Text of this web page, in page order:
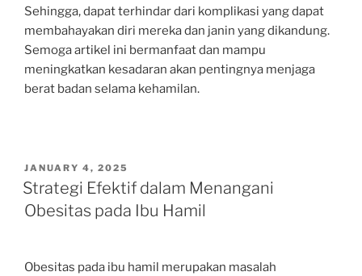
Sehingga, dapat terhindar dari komplikasi yang dapat
membahayakan diri mereka dan janin yang dikandung.
Semoga artikel ini bermanfaat dan mampu
meningkatkan kesadaran akan pentingnya menjaga
berat badan selama kehamilan.
POSTED
ON
JANUARY 4, 2025
Strategi Efektif dalam Menangani
Obesitas pada Ibu Hamil
Obesitas pada ibu hamil merupakan masalah